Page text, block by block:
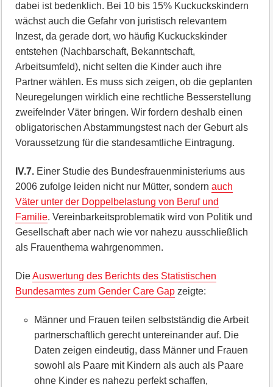
dabei ist bedenklich. Bei 10 bis 15% Kuckuckskindern
wächst auch die Gefahr von juristisch relevantem
Inzest, da gerade dort, wo häufig Kuckuckskinder
entstehen (Nachbarschaft, Bekanntschaft,
Arbeitsumfeld), nicht selten die Kinder auch ihre
Partner wählen. Es muss sich zeigen, ob die geplanten
Neuregelungen wirklich eine rechtliche Besserstellung
zweifelnder Väter bringen. Wir fordern deshalb einen
obligatorischen Abstammungstest nach der Geburt als
Voraussetzung für die standesamtliche Eintragung.
IV.7. Einer Studie des Bundesfrauenministeriums aus
2006 zufolge leiden nicht nur Mütter, sondernauch
Väter unter der Doppelbelastung von Beruf und
Familie. Vereinbarkeitsproblematik wird von Politik und
Gesellschaft aber nach wie vor nahezu ausschließlich
als Frauenthema wahrgenommen.
DieAuswertung des Berichts des Statistischen
Bundesamtes zum Gender Care Gap zeigte:
Männer und Frauen teilen selbstständig die Arbeit
partnerschaftlich gerecht untereinander auf. Die
Daten zeigen eindeutig, dass Männer und Frauen
sowohl als Paare mit Kindern als auch als Paare
ohne Kinder es nahezu perfekt schaffen,